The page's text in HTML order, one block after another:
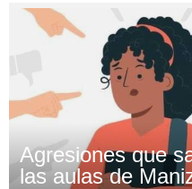
Agresiones que
las aulas de